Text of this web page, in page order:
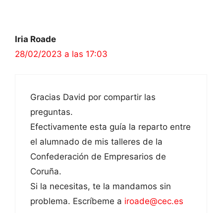
Iria Roade
28/02/2023 a las 17:03
Gracias David por compartir las
preguntas.
Efectivamente esta guía la reparto entre
el alumnado de mis talleres de la
Confederación de Empresarios de
Coruña.
Si la necesitas, te la mandamos sin
problema. Escríbeme a iroade@cec.es